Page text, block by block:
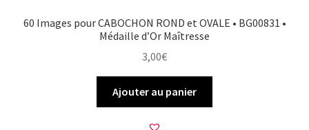
60 Images pour CABOCHON ROND et OVALE • BG00831 •
Médaille d’Or Maîtresse
3,00€
Ajouter au panier